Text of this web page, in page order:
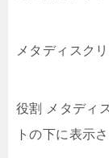
メタディスク
役割 メタディ
トの下に表示